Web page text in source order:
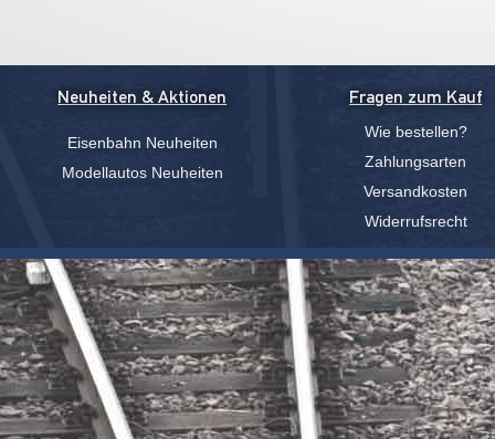
Neuheiten & Aktionen
Eisenbahn Neuheiten
Modellautos Neuheiten
Fragen zum Kauf
Wie bestellen?
Zahlungsarten
Versandkosten
Widerrufsrecht